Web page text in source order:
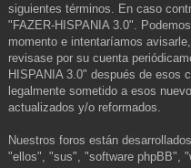
s
siguientes términos. En caso
"FAZER-HISPANIA 3.0".
momento e intentaríamos
revisase por su cuenta
HISPANIA 3.0" después de esos
legalmente sometido a esos
actualizados y/o reformados.
Nuestros foros están
"ellos", "sus", "software phpBB",